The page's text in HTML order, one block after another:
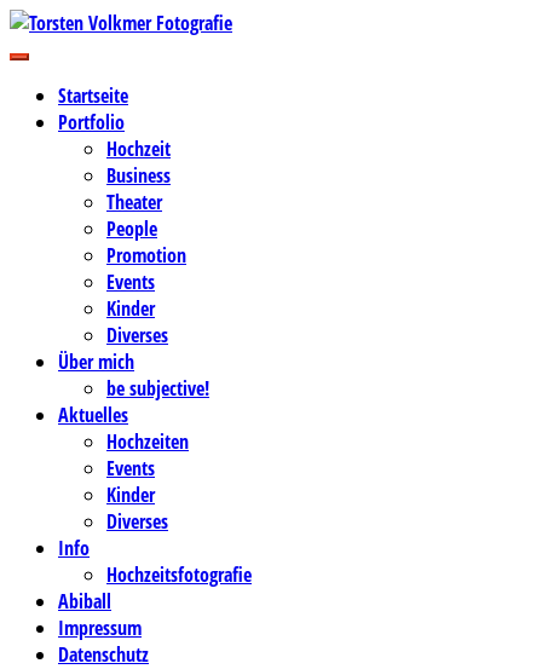
Zum
Inhalt
Torsten Volkmer Fotografie
Business-, Portrait- und Hochzeitsfotografie
Startseite
Portfolio
Hochzeit
Business
Theater
People
Promotion
Events
Kinder
Diverses
Über mich
be subjective!
Aktuelles
Hochzeiten
Events
Kinder
Diverses
Info
Hochzeitsfotografie
Abiball
Impressum
Datenschutz